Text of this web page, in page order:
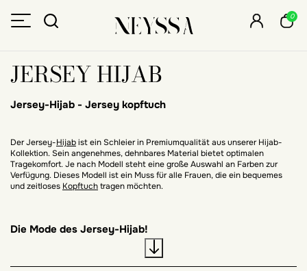
0
JERSEY HIJAB
Jersey-Hijab - Jersey kopftuch
Der Jersey-Hijabist ein Schleier in Premiumqualität aus unserer Hijab-
Kollektion. Sein angenehmes, dehnbares Material bietet optimalen
Tragekomfort. Je nach Modell steht eine große Auswahl an Farben zur
Verfügung. Dieses Modell ist ein Muss für alle Frauen, die ein bequemes
und zeitloses Kopftuchtragen möchten.
Die Mode des Jersey-Hijab!